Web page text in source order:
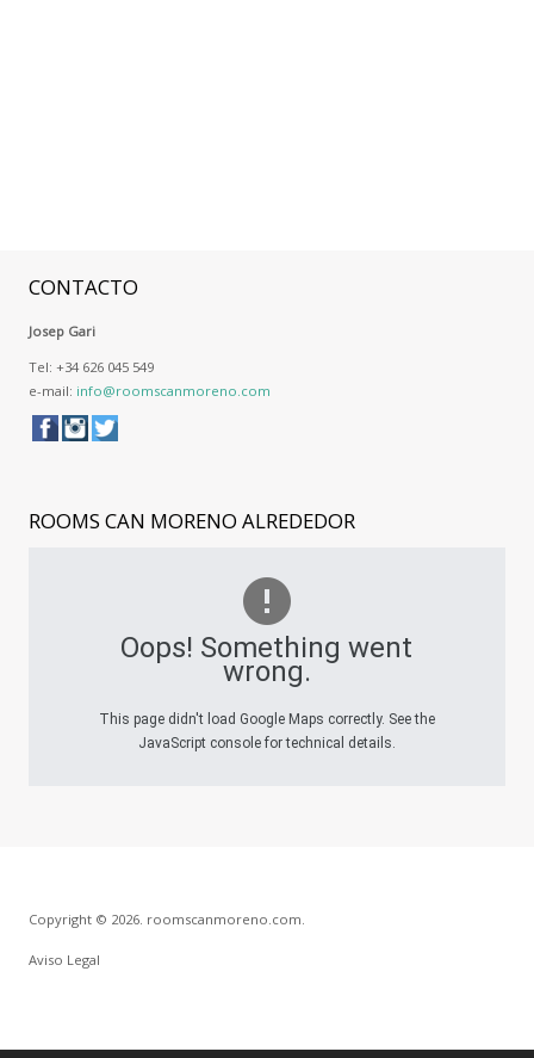
CONTACTO
Josep Gari
Tel: +34 626 045 549
e-mail: info@roomscanmoreno.com
ROOMS CAN MORENO ALREDEDOR
Oops! Something went
wrong.
This page didn't load Google Maps correctly. See the
JavaScript console for technical details.
Copyright © 2026. roomscanmoreno.com.
Aviso Legal